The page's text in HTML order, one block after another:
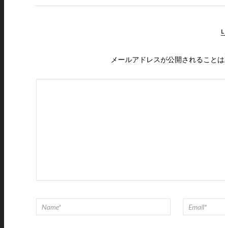
メールアドレスが公開されることは